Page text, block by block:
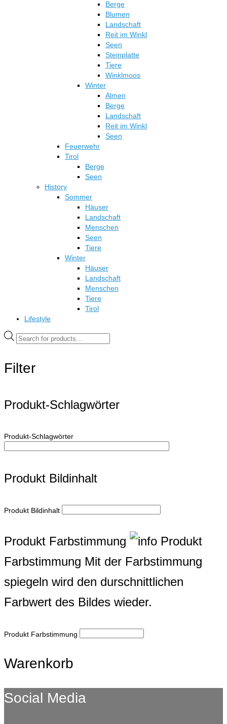
Berge
Blumen
Landschaft
Reit im Winkl
Seen
Steinplatte
Tiere
Winklmoos
Winter
Almen
Berge
Landschaft
Reit im Winkl
Seen
Feuerwehr
Tirol
Berge
Seen
History
Sommer
Häuser
Landschaft
Menschen
Seen
Tiere
Winter
Häuser
Landschaft
Menschen
Tiere
Tirol
Lifestyle
Products
search
Filter
Produkt-Schlagwörter
Produkt-Schlagwörter
Produkt Bildinhalt
Produkt Bildinhalt
Produkt Farbstimmung
Produkt
Farbstimmung Mit der Farbstimmung
spiegeln wird den durschnittlichen
Farbwert des Bildes wieder.
Produkt Farbstimmung
Warenkorb
Social Media